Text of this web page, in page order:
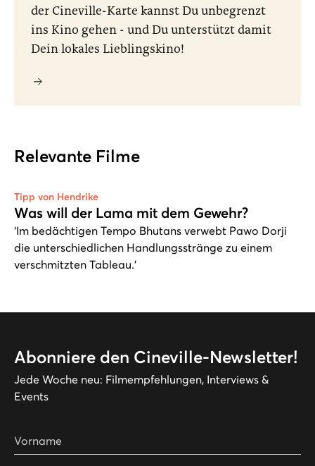
der Cineville-Karte kannst Du unbegrenzt
ins Kino gehen - und Du unterstützt damit
Dein lokales Lieblingskino!
Relevante Filme
Tipp von Hendrike
Was will der Lama mit dem Gewehr?
‘Im bedächtigen Tempo Bhutans verwebt Pawo Dorji
die unterschiedlichen Handlungsstränge zu einem
verschmitzten Tableau.’
Abonniere den Cineville-Newsletter!
Jede Woche neu: Filmempfehlungen, Interviews &
Events
Vorname